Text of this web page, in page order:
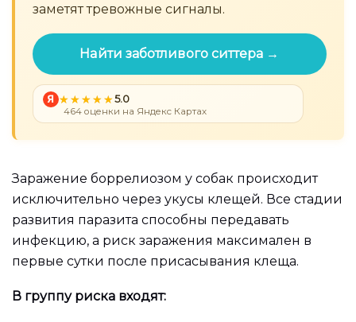
заметят тревожные сигналы.
Найти заботливого ситтера →
Я 5.0
464 оценки на Яндекс Картах
Заражение боррелиозом у собак происходит
исключительно через укусы клещей. Все стадии
развития паразита способны передавать
инфекцию, а риск заражения максимален в
первые сутки после присасывания клеща.
В группу риска входят: